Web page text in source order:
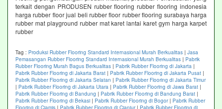
terkait dengan PRODUSEN rubber flooring rubber flooring indonesia
harga rubber floor jual beli rubber floor rubber flooring surabaya harga
rubber mat playground rubber mat karet lantai karet gym harga karpet
rubber
Tag : Produksi Rubber Flooring Standard Internasional Murah Berkualitas | Jasa
Pemasangan Rubber Flooring Standard Internasional Murah Berkualitas | Pabrik
Rubber Flooring Murah Bagus Berkualitas | Pabrik Rubber Flooring di Jakarta |
Pabrik Rubber Flooring di Jakarta Barat | Pabrik Rubber Flooring di Jakarta Pusat |
Pabrik Rubber Flooring di Jakarta Selatan | Pabrik Rubber Flooring di Jakarta Timur
| Pabrik Rubber Flooring di Jakarta Utara | Pabrik Rubber Flooring di Jawa Barat |
Pabrik Rubber Flooring di Bandung | Pabrik Rubber Flooring di Bandung Barat |
Pabrik Rubber Flooring di Bekasi | Pabrik Rubber Flooring di Bogor| Pabrik Rubber